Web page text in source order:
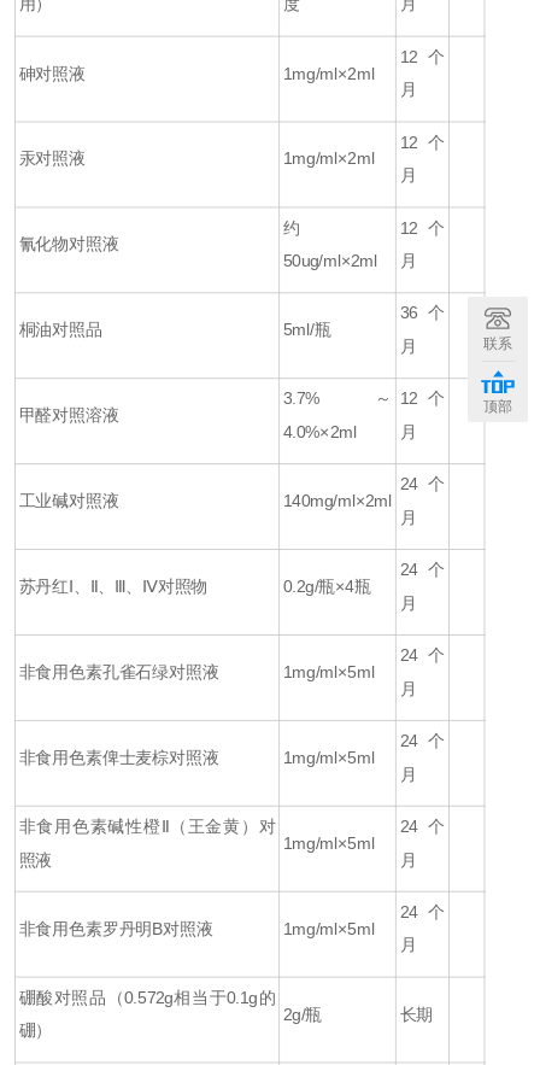
用） 度 月
砷对照液 1mg/ml×2ml
12个
月
汞对照液 1mg/ml×2ml
12个
月
氰化物对照液
约
50ug/ml×2ml
12个
月
桐油对照品 5ml/瓶
36个
月
甲醛对照溶液
3.7%～
4.0%×2ml
12个
月
工业碱对照液 140mg/ml×2ml
24个
月
苏丹红Ⅰ、Ⅱ、Ⅲ、Ⅳ对照物 0.2g/瓶×4瓶
24个
月
非食用色素孔雀石绿对照液 1mg/ml×5ml
24个
月
非食用色素俾士麦棕对照液 1mg/ml×5ml
24个
月
非食用色素碱性橙Ⅱ（王金黄）对
照液
1mg/ml×5ml
24个
月
非食用色素罗丹明B对照液 1mg/ml×5ml
24个
月
硼酸对照品（0.572g相当于0.1g的
硼）
2g/瓶 长期
联系
顶部